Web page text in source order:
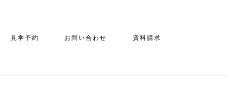
見学予約 お問い合わせ 資料請求